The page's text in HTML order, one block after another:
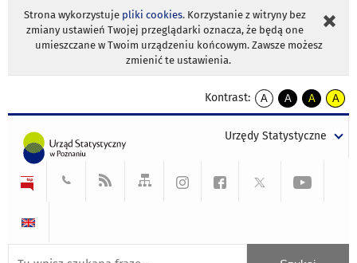
Strona wykorzystuje pliki cookies. Korzystanie z witryny bez
zmiany ustawień Twojej przeglądarki oznacza, że będą one
umieszczane w Twoim urządzeniu końcowym. Zawsze możesz
zmienić te ustawienia.
Kontrast:
A
kontrast
A
kontrast
tekst
czarnym
A
kontrast
tekst
czarnym
A
tekst
żółtym
Urzędy Statystyczne